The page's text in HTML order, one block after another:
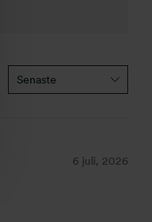
6 juli, 2026